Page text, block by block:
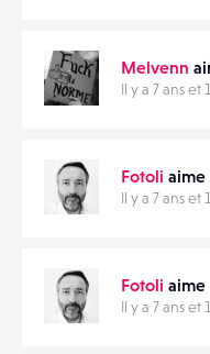
Melvenn
Il y a 7 ans et
Fotoli
Il y a 7 ans et
Fotoli
Il y a 7 ans et